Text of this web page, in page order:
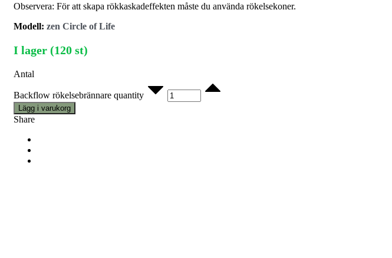
Observera: För att skapa rökkaskadeffekten måste du använda rökelsekoner.
Modell: zen Circle of Life
I lager (120 st)
Antal
Backflow rökelsebrännare quantity
Lägg i varukorg
Share